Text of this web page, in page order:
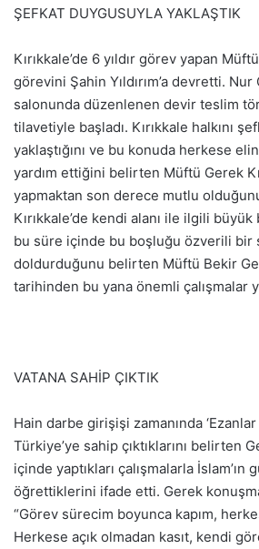
ŞEFKAT DUYGUSUYLA YAKLAŞTIK
Kırıkkale’de 6 yıldır görev yapan
görevini Şahin Yıldırım’a devretti.
salonunda düzenlenen devir teslim
tilavetiyle başladı. Kırıkkale halkını
yaklaştığını ve bu konuda herkese
yardım ettiğini belirten Müftü Gerek
yapmaktan son derece mutlu
Kırıkkale’de kendi alanı ile ilgili
bu süre içinde bu boşluğu özverili bir
doldurduğunu belirten Müftü Bekir
tarihinden bu yana önemli çalışmalar
VATANA SAHİP ÇIKTIK
Hain darbe girişişi zamanında
Türkiye’ye sahip çıktıklarını belirten
içinde yaptıkları çalışmalarla
öğrettiklerini ifade etti. Gerek
“Görev sürecim boyunca kapım,
Herkese açık olmadan kasıt, kendi